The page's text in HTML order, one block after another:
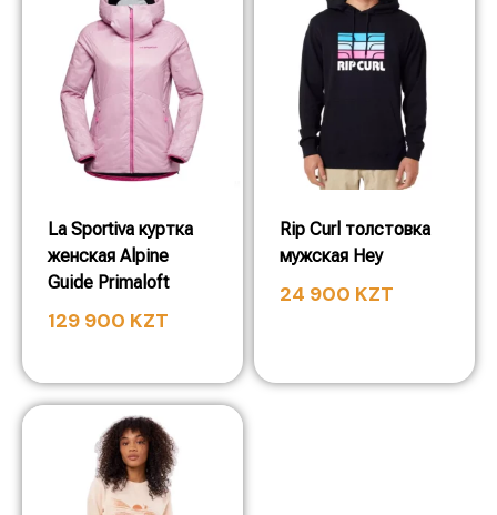
La Sportiva куртка
женская Alpine
Guide Primaloft
129 900 KZT
Rip Curl толстовка
мужская Hey
24 900 KZT